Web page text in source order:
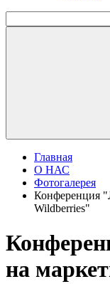
Главная
О НАС
Фотогалерея
Конференция
Wildberries"
на